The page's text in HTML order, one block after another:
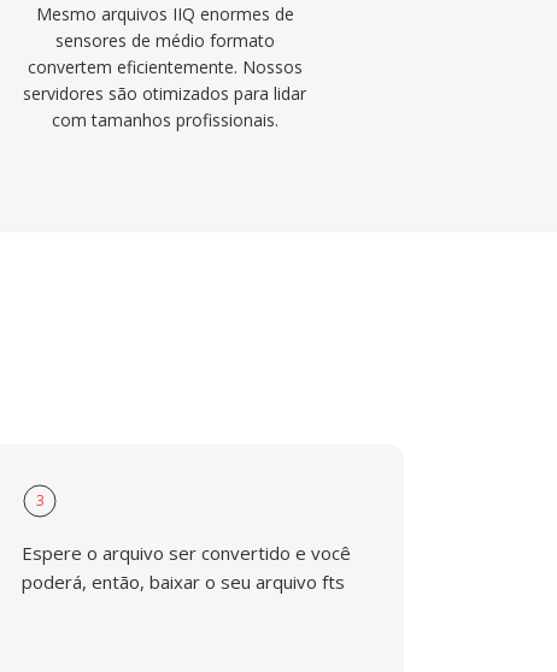
Mesmo arquivos IIQ enormes de
sensores de médio formato
convertem eficientemente. Nossos
servidores são otimizados para lidar
com tamanhos profissionais.
3
Espere o arquivo ser convertido e você
poderá, então, baixar o seu arquivo fts